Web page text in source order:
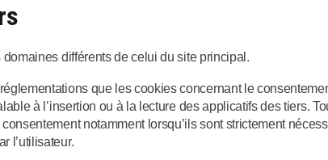
différents de celui du site principal.
que les cookies concernant le
à l’insertion ou à la lecture des applicatifs des tiers.
notamment lorsqu’ils sont strictement
l’utilisateur.